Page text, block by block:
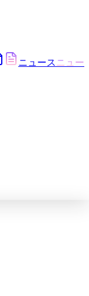
ニュース ニュー